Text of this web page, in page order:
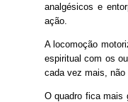
analgésicos e
ação.
A locomoção
espiritual com os
cada vez mais,
O quadro fica mais